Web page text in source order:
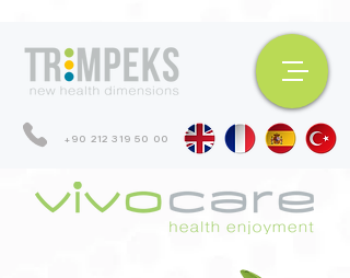
+90 212 319 50 00